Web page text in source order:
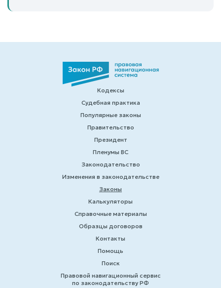
Кодексы
Судебная практика
Популярные законы
Правительство
Президент
Пленумы ВС
Законодательство
Изменения в законодательстве
Законы
Калькуляторы
Справочные материалы
Образцы договоров
Контакты
Помощь
Поиск
Правовой навигационный сервис
по законодательству РФ